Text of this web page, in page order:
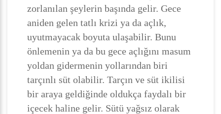
zorlanılan şeylerin başında gelir. Gece
aniden gelen tatlı krizi ya da açlık,
uyutmayacak boyuta ulaşabilir. Bunu
önlemenin ya da bu gece açlığını masum
yoldan gidermenin yollarından biri
tarçınlı süt olabilir. Tarçın ve süt ikilisi
bir araya geldiğinde oldukça faydalı bir
içecek haline gelir. Sütü yağsız olarak